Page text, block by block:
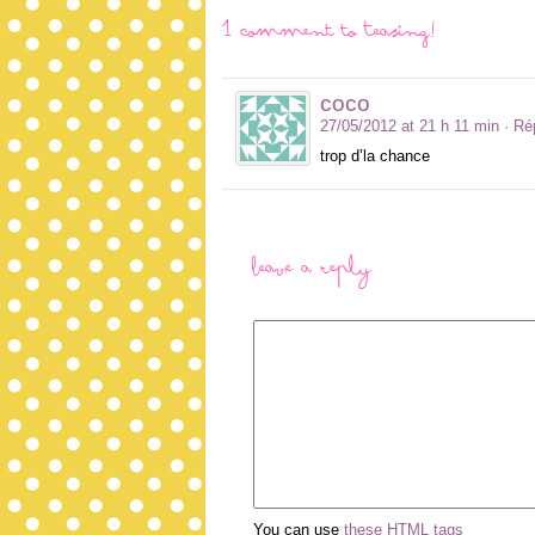
1 comment to Teasing!
coco
27/05/2012 at 21 h 11 min ·
trop d’la chance
Leave a Reply
You can use these HTML tags